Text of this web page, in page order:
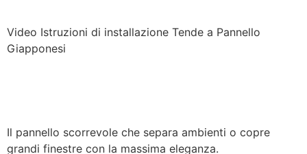
Video Istruzioni di installazione Tende a Pannello
Giapponesi
Il pannello scorrevole che separa ambienti o copre
grandi finestre con la massima eleganza.